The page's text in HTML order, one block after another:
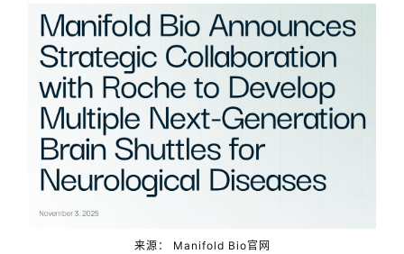
来源： Manifold Bio官网